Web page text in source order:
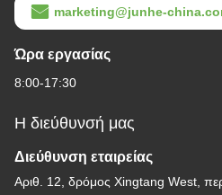
marketing@junhe-
Ώρα εργασίας
8:00-17:30
Η διεύθυνσή μας
Διεύθυνση εταιρείας
Αριθ. 12, δρόμος Xingtang West,